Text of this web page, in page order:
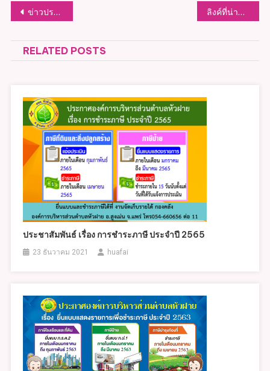
แนะแนว
เรื่อง
ข่าวประชาสัมพันธ์ เรื่อง การขึ้นทะเบียนขอรับเบี้่ยยังชีพผู้สูงอายุ ประจำปีงบประมาณ 2565 ลิงค์ที่น่าสนใจ
RELATED POSTS
ประชาสัมพันธ์ เรื่อง การชำระภาษี ประจำปี 2565
23 ธันวาคม 2021 huafai